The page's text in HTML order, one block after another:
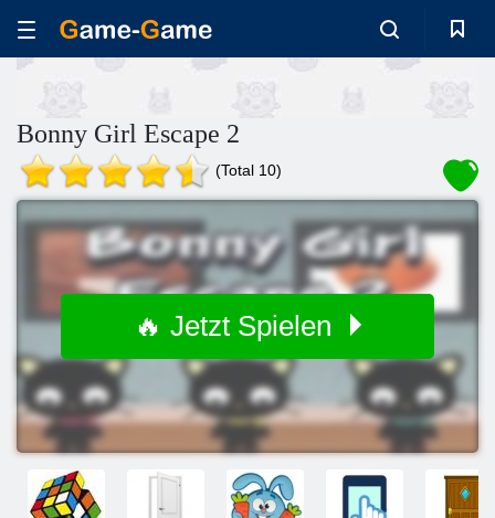
Bonny Girl Escape 2
(Total 10)
🔥 Jetzt Spielen